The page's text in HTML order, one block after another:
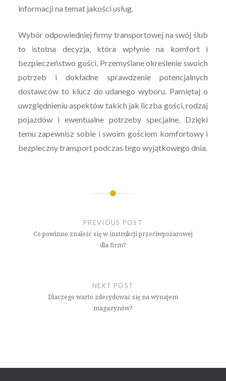
informacji na temat jakości usług.
Wybór odpowiedniej firmy transportowej na swój ślub
to istotna decyzja, która wpłynie na komfort i
bezpieczeństwo gości. Przemyślane określenie swoich
potrzeb i dokładne sprawdzenie potencjalnych
dostawców to klucz do udanego wyboru. Pamiętaj o
uwzględnieniu aspektów takich jak liczba gości, rodzaj
pojazdów i ewentualne potrzeby specjalne. Dzięki
temu zapewnisz sobie i swoim gościom komfortowy i
bezpieczny transport podczas tego wyjątkowego dnia.
PREVIOUS POST
Co powinno znaleźć się w instrukcji przeciwpożarowej
dla firm?
NEXT POST
Dlaczego warto zdecydować się na wynajem
magazynów?